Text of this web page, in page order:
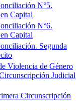
N°5.
Capital
N°6.
Capital
Segunda
Violencia de Género
Judicial
Circunscripción